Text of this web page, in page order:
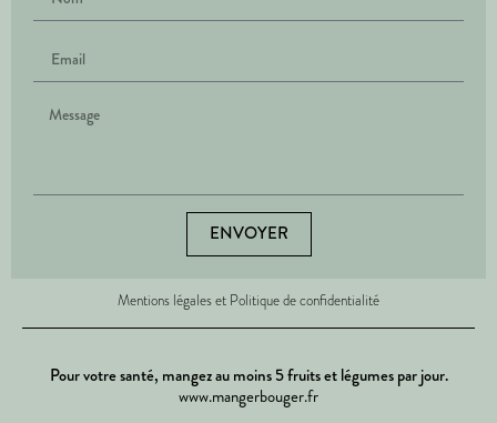
ENVOYER
Mentions légales et Politique de confidentialité
Pour votre santé, mangez au moins 5 fruits et légumes par jour.
www.mangerbouger.fr